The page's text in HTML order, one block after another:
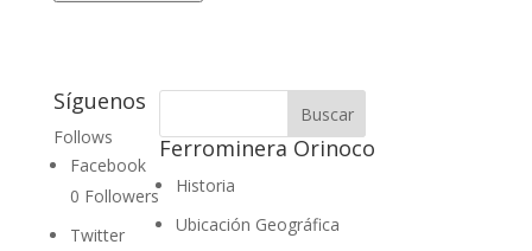
Síguenos
Follows
Facebook
0 Followers
Twitter
Ferrominera Orinoco
Historia
Ubicación Geográfica